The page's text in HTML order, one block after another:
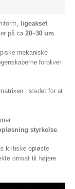
ligeakset
på ca 20–30 um.
mekaniske
forbliver
i stedet for at
styrkelse
kritiske opløste
omsat til højere